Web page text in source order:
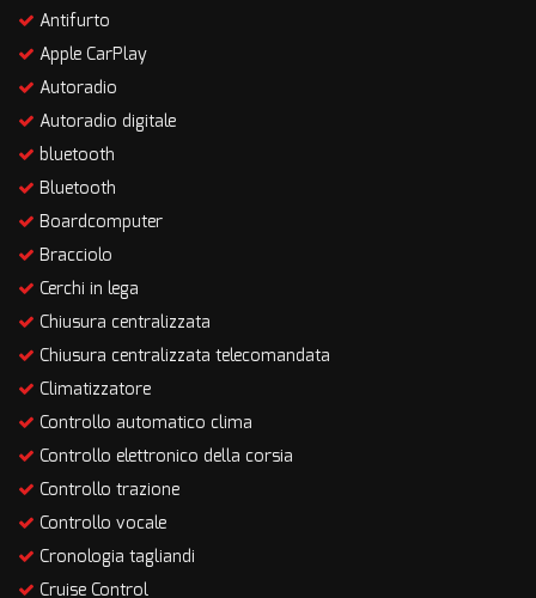
Antifurto
Apple CarPlay
Autoradio
Autoradio digitale
bluetooth
Bluetooth
Boardcomputer
Bracciolo
Cerchi in lega
Chiusura centralizzata
Chiusura centralizzata telecomandata
Climatizzatore
Controllo automatico clima
Controllo elettronico della corsia
Controllo trazione
Controllo vocale
Cronologia tagliandi
Cruise Control